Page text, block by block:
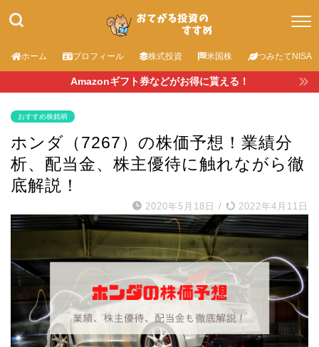
ホーム プロフィール 株式投資 米国株 つみたてNISA
Amazonギフト券などがお得に貰える！
おすすめ株銘柄
ホンダ（7267）の株価予想！業績分
析、配当金、株主優待に触れながら徹
底解説！
2020年5月18日 / 2022年4月11日